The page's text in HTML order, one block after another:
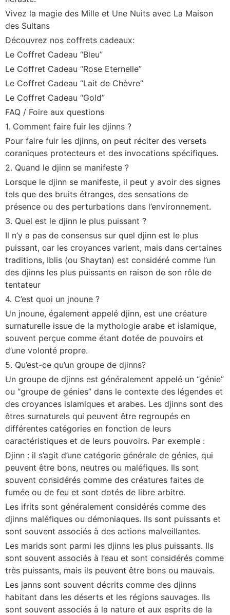
Vivez la magie des Mille et Une Nuits avec La Maison
des Sultans
Découvrez nos coffrets cadeaux:
Le Coffret Cadeau “Bleu”
Le Coffret Cadeau “Rose Eternelle”
Le Coffret Cadeau “Lait de Chèvre”
Le Coffret Cadeau “Gold”
FAQ / Foire aux questions
1. Comment faire fuir les djinns ?
Pour faire fuir les djinns, on peut réciter des versets
coraniques protecteurs et des invocations spécifiques.
2. Quand le djinn se manifeste ?
Lorsque le djinn se manifeste, il peut y avoir des signes
tels que des bruits étranges, des sensations de
présence ou des perturbations dans l’environnement.
3. Quel est le djinn le plus puissant ?
Il n’y a pas de consensus sur quel djinn est le plus
puissant, car les croyances varient, mais dans certaines
traditions, Iblis (ou Shaytan) est considéré comme l’un
des djinns les plus puissants en raison de son rôle de
tentateur
4. C’est quoi un jnoune ?
Un jnoune, également appelé djinn, est une créature
surnaturelle issue de la mythologie arabe et islamique,
souvent perçue comme étant dotée de pouvoirs et
d’une volonté propre.
5. Qu’est-ce qu’un groupe de djinns?
Un groupe de djinns est généralement appelé un “génie”
ou “groupe de génies” dans le contexte des légendes et
des croyances islamiques et arabes. Les djinns sont des
êtres surnaturels qui peuvent être regroupés en
différentes catégories en fonction de leurs
caractéristiques et de leurs pouvoirs. Par exemple :
Djinn : il s’agit d’une catégorie générale de génies, qui
peuvent être bons, neutres ou maléfiques. Ils sont
souvent considérés comme des créatures faites de
fumée ou de feu et sont dotés de libre arbitre.
Les ifrits sont généralement considérés comme des
djinns maléfiques ou démoniaques. Ils sont puissants et
sont souvent associés à des actions malveillantes.
Les marids sont parmi les djinns les plus puissants. Ils
sont souvent associés à l’eau et sont considérés comme
très puissants, mais ils peuvent être bons ou mauvais.
Les janns sont souvent décrits comme des djinns
habitant dans les déserts et les régions sauvages. Ils
sont souvent associés à la nature et aux esprits de la